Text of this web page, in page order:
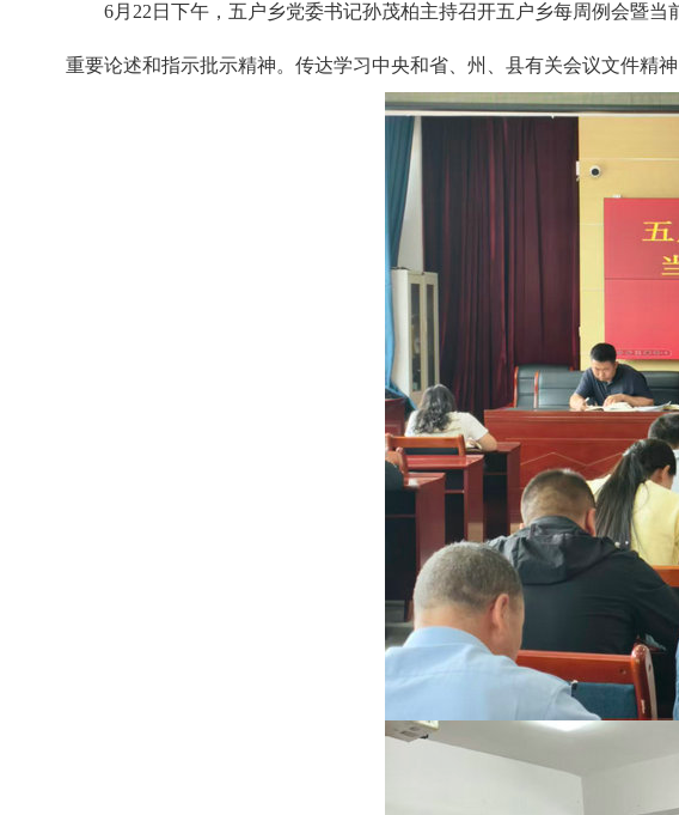
6月22日下午，五户乡党委书记孙茂柏主持召开五户乡每周例会暨
重要论述和指示批示精神。传达学习中央和省、州、县有关会议文件精